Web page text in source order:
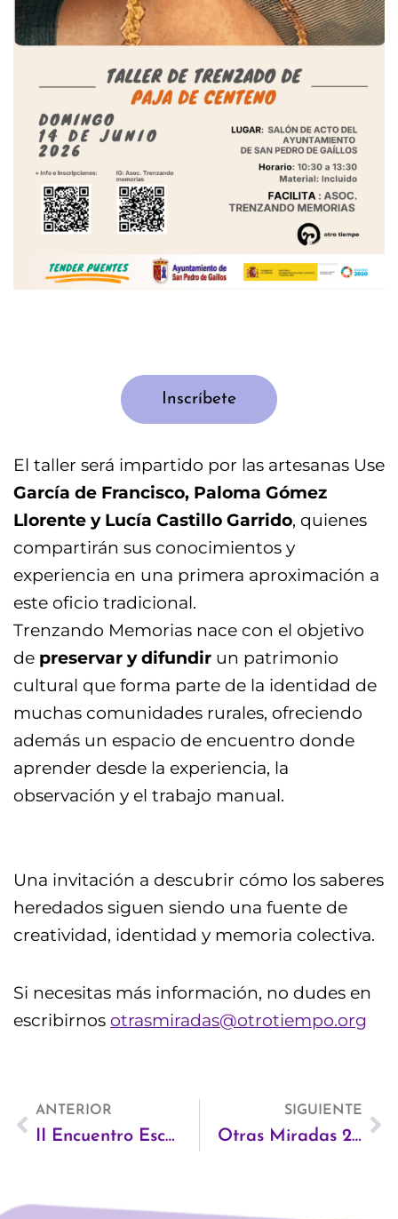
Inscríbete
El taller será impartido por las artesanas Use
García de Francisco, Paloma Gómez
Llorente y Lucía Castillo Garrido, quienes
compartirán sus conocimientos y
experiencia en una primera aproximación a
este oficio tradicional.
Trenzando Memorias nace con el objetivo
de preservar y difundir un patrimonio
cultural que forma parte de la identidad de
muchas comunidades rurales, ofreciendo
además un espacio de encuentro donde
aprender desde la experiencia, la
observación y el trabajo manual.
Una invitación a descubrir cómo los saberes
heredados siguen siendo una fuente de
creatividad, identidad y memoria colectiva.
Si necesitas más información, no dudes en
escribirnos otrasmiradas@otrotiempo.org
AntANTERIOR
II Encuentro Escuela Radix Barcelona 2026
SIGUIENTE
Otras Miradas 2026 – Taller de fotografía